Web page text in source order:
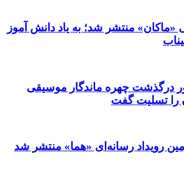
«ماکان» منتشر شد؛ به یاد دانش آموز
درگذشت چهره ماندگار موسیقی
را تسلیت گفت
رویداد رسانه‌ای «هما» منتشر شد